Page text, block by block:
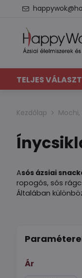
TELJES
Kezdőlap
Asós ázsiai
ropogós, sós
Általában
Ár